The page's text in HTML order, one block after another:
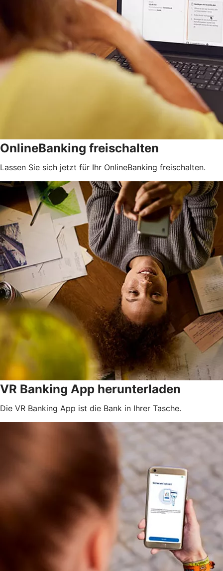
OnlineBanking freischalten
Lassen Sie sich jetzt für Ihr OnlineBanking freischalten.
VR Banking App herunterladen
Die VR Banking App ist die Bank in Ihrer Tasche.